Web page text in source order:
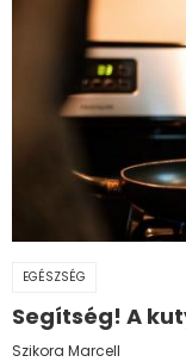
EGÉSZSÉG
Segítség! A
Szikora Marcell